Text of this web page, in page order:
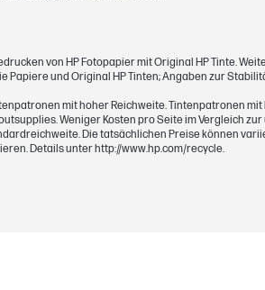
0,04 kg
von HP Fotopapier mit Original HP Tinte.
und Original HP Tinten; Angaben zur
mit hoher Reichweite. Tintenpatronen
Weniger Kosten pro Seite im Vergleich
Die tatsächlichen Preise können
Details unter http://www.hp.com/recycle.